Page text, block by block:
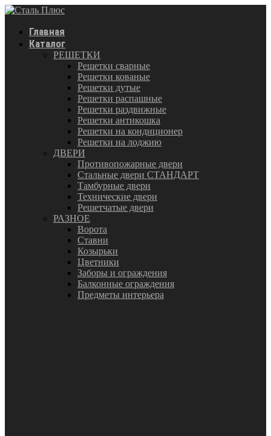
Главная
Каталог
РЕШЕТКИ
Решетки сварные
Решетки кованые
Решетки дутые
Решетки распашные
Решетки раздвижные
Решетки антикошка
Решетки на кондиционер
Решетки на лоджию
ДВЕРИ
Противопожарные двери
Стальные двери СТАНДАРТ
Тамбурные двери
Технические двери
Решетчатые двери
РАЗНОЕ
Ворота
Ставни
Козырьки
Цветники
Заборы и ограждения
Балконные ограждения
Предметы интерьера